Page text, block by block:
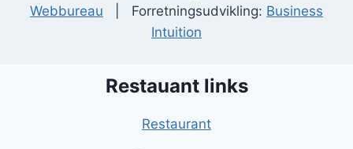
Webbureau | Forretningsudvikling: Business
Intuition
Restauant links
Restaurant